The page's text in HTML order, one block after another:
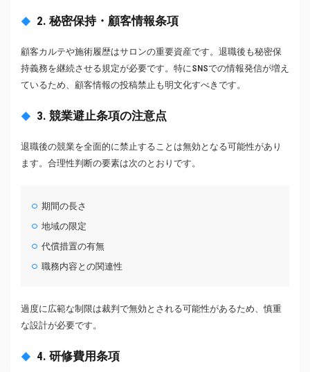
2. 秘密保持・顧客情報条項
顧客カルテや施術履歴はサロンの重要資産です。退職後も秘密保
持義務を継続させる規定が必要です。特にSNSでの情報発信が増え
ているため、顧客情報の投稿禁止も明文化すべきです。
3. 競業避止条項の注意点
退職後の競業を全面的に禁止することは無効となる可能性があり
ます。合理性判断の要素は次のとおりです。
期間の長さ
地域の限定
代償措置の有無
職務内容との関連性
過度に広範な制限は裁判で無効とされる可能性があるため、慎重
な設計が必要です。
4. 研修費用条項